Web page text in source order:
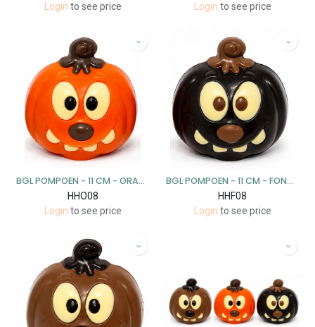
Login to see price
Login to see price
BGL POMPOEN - 11 CM - ORANJE - 5 STUKS
HHO08
Login to see price
BGL POMPOEN - 11 CM - FONDANT - 5 STUKS
HHF08
Login to see price